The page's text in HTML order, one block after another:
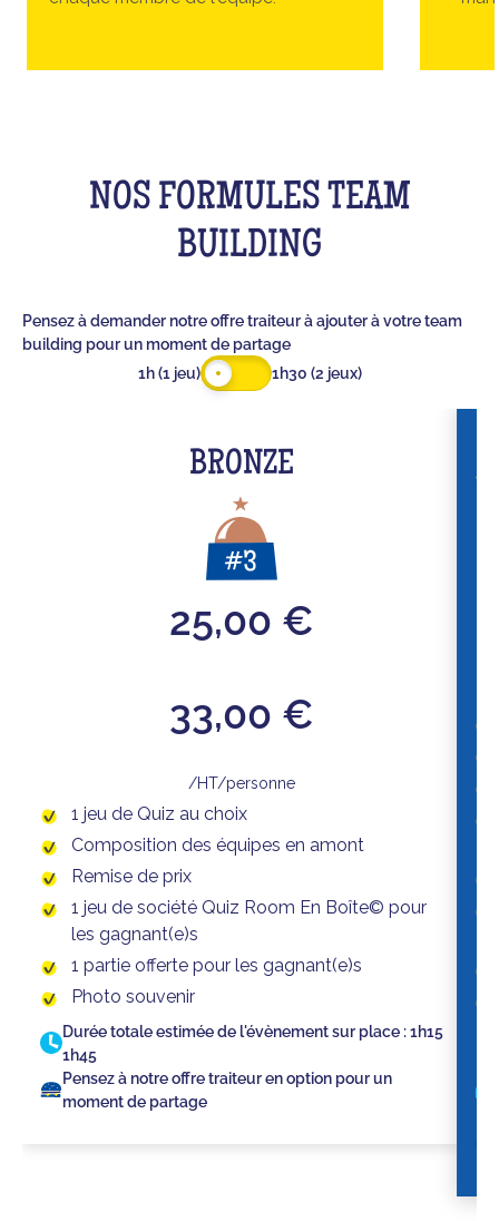
NOS FORMULES TEAM
BUILDING
Pensez à demander notre offre traiteur à ajouter à votre team
building pour un moment de partage
1h (1 jeu)
1h30 (2 jeux)
BRONZE
25,00 €
33,00 €
/HT/personne
1 jeu de Quiz au choix
Composition des équipes en amont
Remise de prix
1 jeu de société Quiz Room En Boîte© pour
les gagnant(e)s
1 partie offerte pour les gagnant(e)s
Photo souvenir
Durée totale estimée de l'évènement sur place :1h15
1h45
Pensez à notre offre traiteur en option pour un
moment de partage